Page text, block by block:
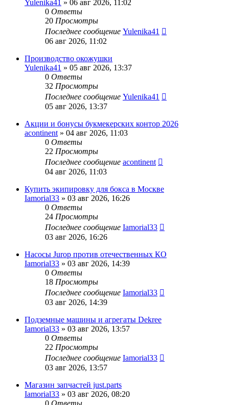
Yulenika41 » 06 авг 2026, 11:02
0 Ответы
20 Просмотры
Последнее сообщение Yulenika41
06 авг 2026, 11:02
Производство окожушки
Yulenika41 » 05 авг 2026, 13:37
0 Ответы
32 Просмотры
Последнее сообщение Yulenika41
05 авг 2026, 13:37
Акции и бонусы букмекерских контор 2026
acontinent » 04 авг 2026, 11:03
0 Ответы
22 Просмотры
Последнее сообщение acontinent
04 авг 2026, 11:03
Купить экипировку для бокса в Москве
Iamorial33 » 03 авг 2026, 16:26
0 Ответы
24 Просмотры
Последнее сообщение Iamorial33
03 авг 2026, 16:26
Насосы Jurop против отечественных КО
Iamorial33 » 03 авг 2026, 14:39
0 Ответы
18 Просмотры
Последнее сообщение Iamorial33
03 авг 2026, 14:39
Подземные машины и агрегаты Dekree
Iamorial33 » 03 авг 2026, 13:57
0 Ответы
22 Просмотры
Последнее сообщение Iamorial33
03 авг 2026, 13:57
Магазин запчастей just.parts
Iamorial33 » 03 авг 2026, 08:20
0 Ответы